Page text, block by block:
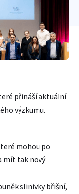
přináší aktuální
výzkumu.
mohou po
mít tak nový
slinivky břišní,